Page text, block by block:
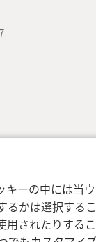
ーの中には当
かは選択する
されたりする
の町があったが，
出ると特定され
ベツレヘムは南の
レからベツレヘ